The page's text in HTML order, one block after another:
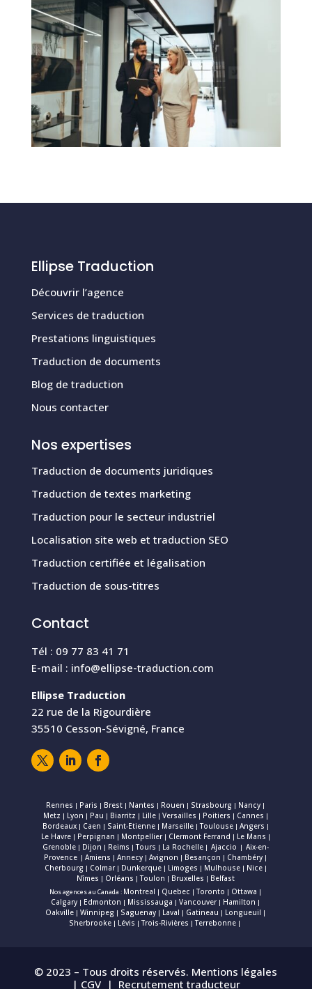
Ellipse Traduction
Découvrir l’agence
Services de traduction
Prestations linguistiques
Traduction de documents
Blog de traduction
Nous contacter
Nos expertises
Traduction de documents juridiques
Traduction de textes marketing
Traduction pour le secteur industriel
Localisation site web et traduction SEO
Traduction certifiée et légalisation
Traduction de sous-titres
Contact
Tél : 09 77 83 41 71
E-mail : info@ellipse-traduction.com
Ellipse Traduction
22 rue de la Rigourdière
35510 Cesson-Sévigné, France
Rennes | Paris | Brest | Nantes | Rouen | Strasbourg | Nancy |
Metz | Lyon | Pau | Biarritz | Lille| Versailles | Poitiers | Cannes |
Bordeaux| Caen | Saint-Etienne| Marseille|Toulouse| Angers |
Le Havre| Perpignan | Montpellier| Clermont Ferrand | Le Mans |
Grenoble | Dijon | Reims |Tours | La Rochelle |Ajaccio |Aix-en-
Provence |Amiens |Annecy |Avignon | Besançon | Chambéry |
Cherbourg | Colmar| Dunkerque| Limoges | Mulhouse| Nice|
Nîmes | Orléans |Toulon | Bruxelles | Belfast
Nos agences au Canada : Montreal | Quebec |Toronto | Ottawa |
Calgary | Edmonton | Mississauga |Vancouver| Hamilton |
Oakville |Winnipeg | Saguenay | Laval | Gatineau | Longueuil |
Sherbrooke | Lévis |Trois-Rivières |Terrebonne |
© 2023 – Tous droits réservés. Mentions légales
| CGV| Recrutement traducteur